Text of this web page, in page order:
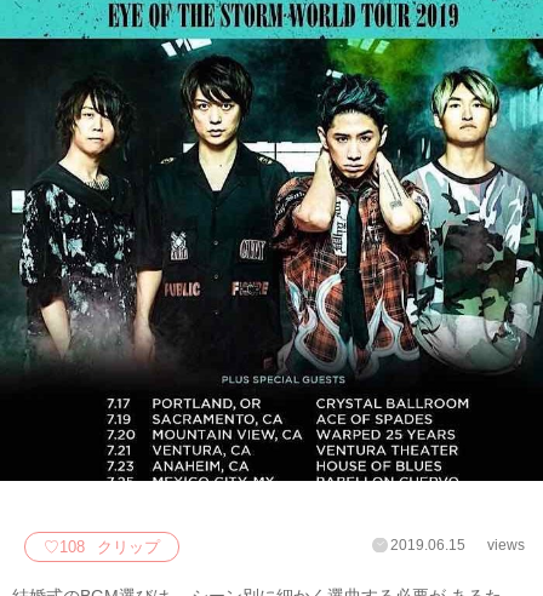
♡108 クリップ 2019.06.15 views